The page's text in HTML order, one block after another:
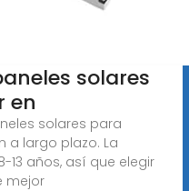
solares
en
solares para
a largo plazo. La
13 años, así que elegir
mejor